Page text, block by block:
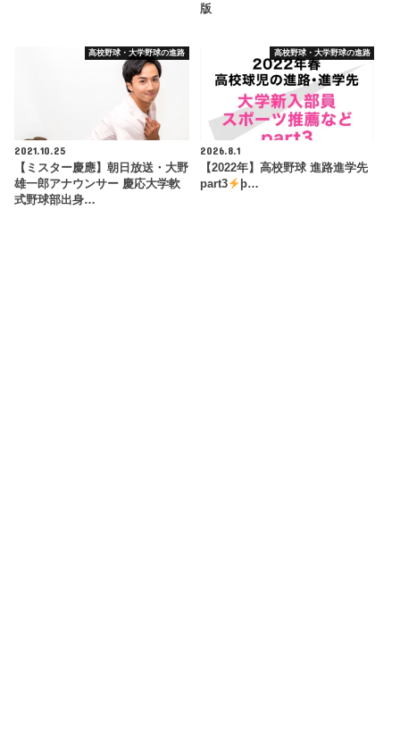
版
高校野球・大学野球の進路
2021.10.25
【ミスター慶應】朝日放送・大野
雄一郎アナウンサー 慶応大学軟
式野球部出身…
高校野球・大学野球の進路
2026.8.1
【2022年】高校野球 進路進学先
part3
þ…